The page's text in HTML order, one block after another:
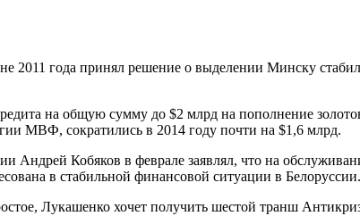
года принял решение о выделении Минску
на общую сумму до $2 млрд на пополнение
МВФ, сократились в 2014 году почти на $1,6 млрд.
Андрей Кобяков в феврале заявлял, что на
в стабильной финансовой ситуации в Белоруссии.
Лукашенко хочет получить шестой транш